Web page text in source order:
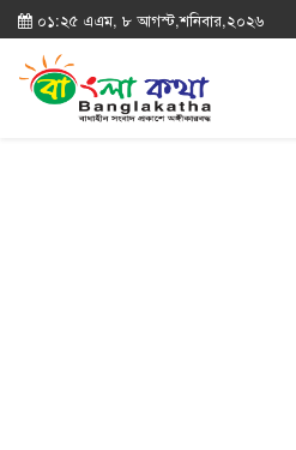
০১:২৫ এএম, ৮ আগস্ট,শনিবার,২০২৬